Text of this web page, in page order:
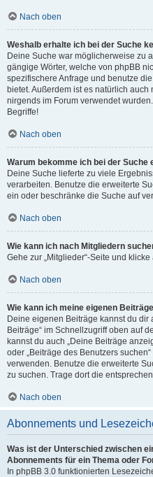
Nach oben
Weshalb erhalte ich bei der Suche
Deine Suche war möglicherweise zu
gängige Wörter, welche von phpBB
spezifischere Anfrage und benutze
bietet. Außerdem ist es natürlich
nirgends im Forum verwendet
Begriffe!
Nach oben
Warum bekomme ich bei der Suche
Deine Suche lieferte zu viele
verarbeiten. Benutze die erweiterte
ein oder beschränke die Suche auf
Nach oben
Wie kann ich nach Mitgliedern
Gehe zur „Mitglieder“-Seite und
Nach oben
Wie kann ich meine eigenen
Deine eigenen Beiträge kannst du dir
Beiträge“ im Schnellzugriff oben auf
kannst du auch „Deine Beiträge
oder „Beiträge des Benutzers
verwenden. Benutze die erweiterte
zu suchen. Trage dort die
Nach oben
Abonnements und
Was ist der Unterschied zwischen
Abonnements für ein Thema oder
In phpBB 3.0 funktionierten